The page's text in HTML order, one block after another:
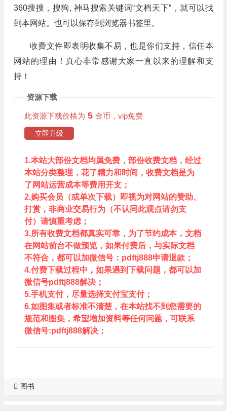
360搜搜，搜狗, 神马搜索关键词“文档天下”，就可以找
到本网站。也可以保存到浏览器书签里。
收费文件即表明收集不易，也是你们支持，信任本
网站的理由！真心非常感谢大家一直以来的理解和支
持！
资源下载
此资源下载价格为 5 金币，vip免费
立即升级
1.本站大部份文档均属免费，部份收费文档，经过
本站分类整理，花了精力和时间，收费文档是为
了网站运营成本等费用开支；
2.购买会员（或单次下载）即视为对网站的赞助、
打赏，非商业交易行为（不认同此观点请勿支
付）请慎重考虑；
3.所有收费文档都真实可靠，为了节约成本，文档
在网站前台不做预览，如果付费后，与实际文档
不符合，都可以加微信号：pdftj888申请退款；
4.付费下载过程中，如果遇到下载问题，都可以加
微信号pdftj888解决；
5.手机支付，尽量选择支付宝支付；
6.如图集或者标准不清楚，在本站找不到您需要的
规范和图集，希望增加资料等任何问题，可联系
微信号:pdftj888解决；
图书